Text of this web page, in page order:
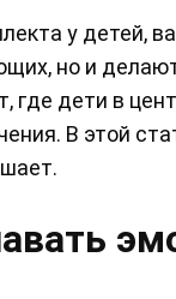
у детей,
но и
дети в
В этой